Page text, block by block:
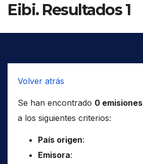
Eibi. Resultados 1
Volver atrás
Se han encontrado 0 emisiones
a los siguientes criterios:
País origen:
Emisora: